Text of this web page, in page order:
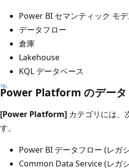
Power BI セマンティック モ
データフロー
倉庫
Lakehouse
KQL データベース
Power Platform のデータ
[Power Platform] カテゴリには、
す。
Power BI データフロー (レガ
Common Data Service (レガ